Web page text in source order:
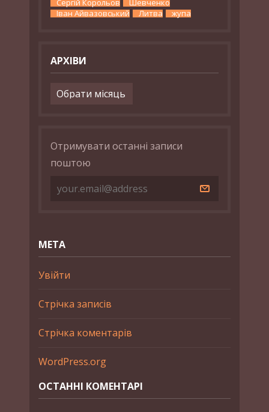
Сергій Корольов
Шевченко
Іван Айвазовський
Литва жупа
АРХІВИ
Архіви
Отримувати останні записи
поштою
МЕТА
Увійти
Стрічка записів
Стрічка коментарів
WordPress.org
ОСТАННІ КОМЕНТАРІ